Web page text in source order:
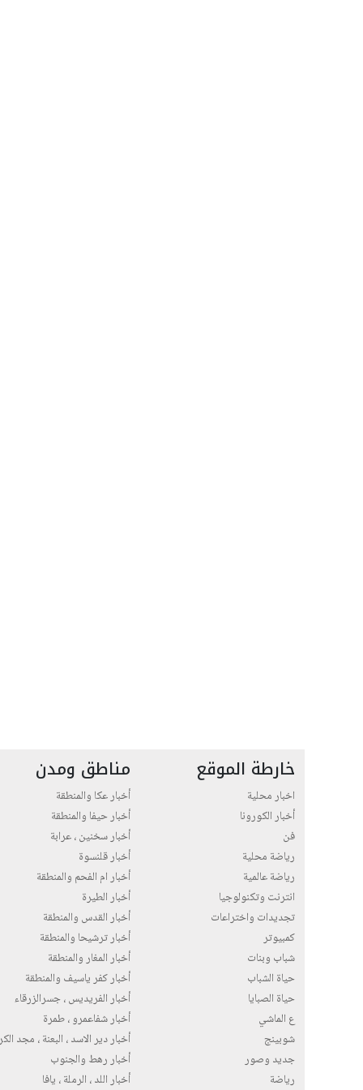
خارطة الموقع
اخبار محلية
أخبار الكورونا
فن
رياضة محلية
رياضة عالمية
انترنت وتكنولوجيا
تجديدات واختراعات
كمبيوتر
شباب وبنات
حياة الشباب
حياة الصبايا
ع الماشي
شوبينج
جديد وصور
رياضة
مناطق ومدن
أخبار عكا والمنطقة
أخبار حيفا والمنطقة
أخبار سخنين ، عرابة
أخبار قلنسوة
أخبار ام الفحم والمنطقة
أخبار الطيرة
أخبار القدس والمنطقة
أخبار ترشيحا والمنطقة
أخبار المغار والمنطقة
أخبار كفر ياسيف والمنطقة
أخبار الفريديس ، جسرالزرقاء
أخبار شفاعمرو ، طمرة
أخبار دير الاسد ، البعنة ، مجد
أخبار رهط والجنوب
أخبار اللد ، الرملة ، يافا